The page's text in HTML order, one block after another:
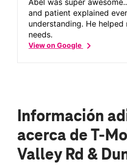
and patient explained
understanding. He helped me with all my
needs.
View on Googlechevron_right
Información
acerca de T-
Valley Rd &